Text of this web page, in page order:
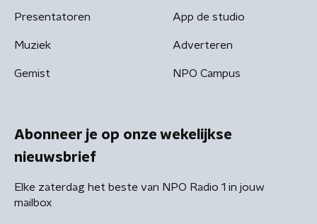
Presentatoren
Muziek
Gemist
App de studio
Adverteren
NPO Campus
Abonneer je op onze wekelijkse
nieuwsbrief
Elke zaterdag het beste van NPO Radio 1 in jouw
mailbox